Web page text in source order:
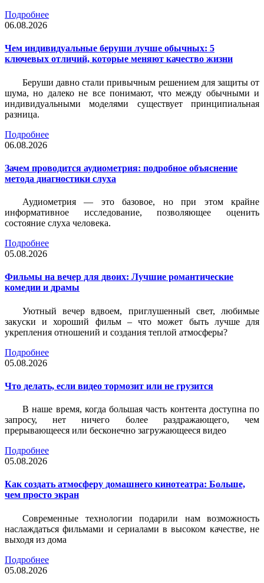
Подробнее
06.08.2026
Чем индивидуальные беруши лучше обычных: 5
ключевых отличий, которые меняют качество жизни
Беруши давно стали привычным решением для защиты от
шума, но далеко не все понимают, что между обычными и
индивидуальными моделями существует принципиальная
разница.
Подробнее
06.08.2026
Зачем проводится аудиометрия: подробное объяснение
метода диагностики слуха
Аудиометрия — это базовое, но при этом крайне
информативное исследование, позволяющее оценить
состояние слуха человека.
Подробнее
05.08.2026
Фильмы на вечер для двоих: Лучшие романтические
комедии и драмы
Уютный вечер вдвоем, приглушенный свет, любимые
закуски и хороший фильм – что может быть лучше для
укрепления отношений и создания теплой атмосферы?
Подробнее
05.08.2026
Что делать, если видео тормозит или не грузится
В наше время, когда большая часть контента доступна по
запросу, нет ничего более раздражающего, чем
прерывающееся или бесконечно загружающееся видео
Подробнее
05.08.2026
Как создать атмосферу домашнего кинотеатра: Больше,
чем просто экран
Современные технологии подарили нам возможность
наслаждаться фильмами и сериалами в высоком качестве, не
выходя из дома
Подробнее
05.08.2026